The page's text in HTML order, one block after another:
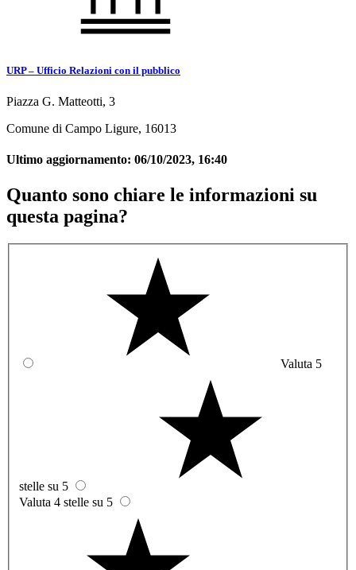
URP – Ufficio Relazioni con il pubblico
Piazza G. Matteotti, 3
Comune di Campo Ligure, 16013
Ultimo aggiornamento: 06/10/2023, 16:40
Quanto sono chiare le informazioni su
questa pagina?
Valuta 5
stelle su 5
Valuta 4 stelle su 5